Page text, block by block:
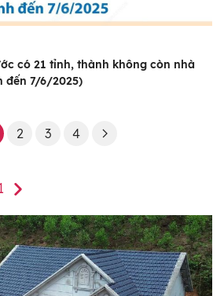
có 21 tỉnh, thành không còn nhà
đến 7/6/2025)
2 3 4